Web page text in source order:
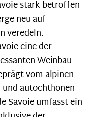
stark betroffen
neu auf
veredeln.
eine der
Weinbau­
vom alpinen
autochthonen
Savoie umfasst ein